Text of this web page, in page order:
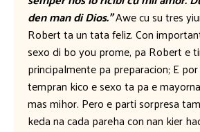
den man di Dios.”Awe cu su tres
Robert ta un tata feliz. Con
sexo di bo you prome, pa Robert e
principalmente pa preparacion; E
tempran kico e sexo ta pa e
mas mihor. Pero e parti sorpresa
keda na cada pareha con nan kier